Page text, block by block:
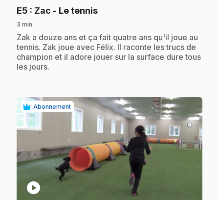
E5 : Zac - Le tennis.
3 min
.Zak a douze ans et ça fait quatre ans qu'il joue au
tennis. Zak joue avec Félix. Il raconte les trucs de
champion et il adore jouer sur la surface dure tous
les jours.
Abonnement
play_circle